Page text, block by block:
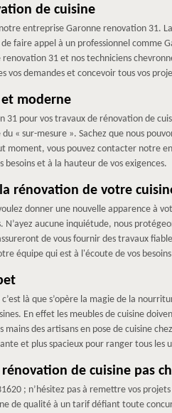
de cuisine
entreprise Garonne renovation 31.
faire appel à un professionnel comme
31 et nos techniciens
demandes et concevoir tous vos
moderne
pour vos travaux de rénovation de
« sur-mesure ». Sachez que nous
vous pouvez contacter notre
et à la hauteur de vos exigences.
rénovation de votre
donner une nouvelle apparence à
aucune inquiétude, nous
de vous fournir des travaux
équipe qui est à l'écoute de vos
là que s’opère la magie de la
En effet les meubles de cuisine
des artisans en pose de cuisine
et plus spacieux pour ranger tous les
de cuisine pas
; n’hésitez pas à remettre vos
de qualité à un tarif défiant toute